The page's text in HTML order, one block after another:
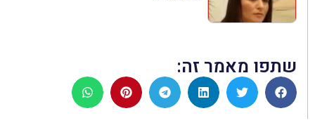
שתפו מאמר זה: